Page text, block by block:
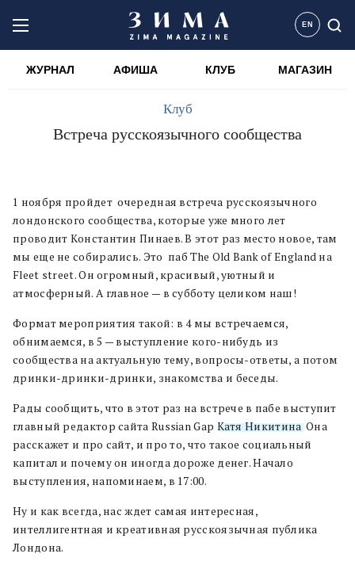
EN
ЖУРНАЛ АФИША КЛУБ МАГАЗИН
Клуб
Встреча русскоязычного сообщества
1 ноября пройдет очередная встреча русскоязычного
лондонского сообщества, которые уже много лет
проводит Константин Пинаев. В этот раз место новое, там
мы еще не собирались. Это паб The Old Bank of England на
Fleet street. Он огромный, красивый, уютный и
атмосферный. А главное — в субботу целиком наш!
Формат мероприятия такой: в 4 мы встречаемся,
обнимаемся, в 5 — выступление кого-нибудь из
сообщества на актуальную тему, вопросы-ответы, а потом
дринки-дринки-дринки, знакомства и беседы.
Рады сообщить, что в этот раз на встрече в пабе выступит
главный редактор сайта Russian Gap Катя Никитина. Она
расскажет и про сайт, и про то, что такое социальный
капитал и почему он иногда дороже денег. Начало
выступления, напоминаем, в 17:00.
Ну и как всегда, нас ждет самая интересная,
интеллигентная и креативная русскоязычная публика
Лондона.